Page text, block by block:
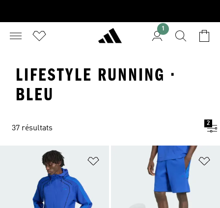
1
LIFESTYLE RUNNING ·
BLEU
37 résultats
2
Ajouter à la Liste de produits